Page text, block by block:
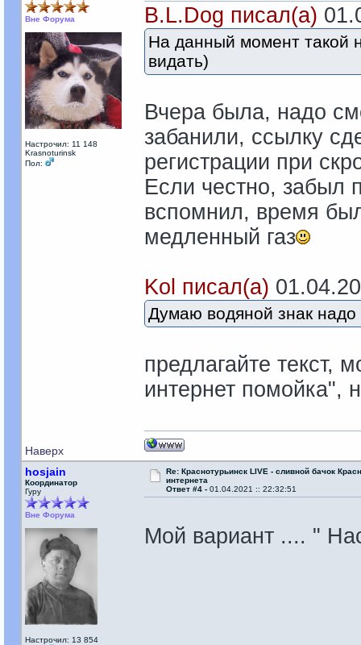
Вне Форума
Настрочил: 11 148
Krasnoturinsk
Пол:
B.L.Dog писал(а)
На данный момент такой
видать)
Вчера была, надо
забанили, ссылку
регистрации при
Если честно, забыл
вспомнил, время
медленный газ
Kol писал(а)
Думаю водяной знак надо
предлагайте текст,
интернет помойка",
Наверх
hosjain
Координатор
Гуру
Вне Форума
Настрочил: 13 854
Re: Краснотурьинск LIVE - сливной бачок
интернета
Ответ #4 - 01.04.2021 :: 22:32:51
Мой вариант .... "